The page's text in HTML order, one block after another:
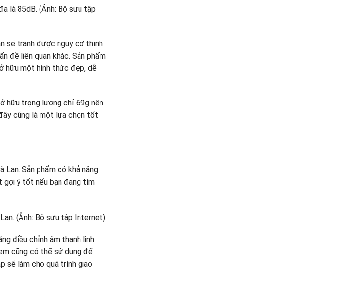
sẽ tránh được nguy cơ thính
đề liên quan khác. Sản phẩm
hữu một hình thức đẹp, dễ
hữu trọng lượng chỉ 69g nên
cũng là một lựa chọn tốt
Sản phẩm có khả năng
gợi ý tốt nếu bạn đang tìm
điều chỉnh âm thanh linh
cũng có thể sử dụng để
sẽ làm cho quá trình giao